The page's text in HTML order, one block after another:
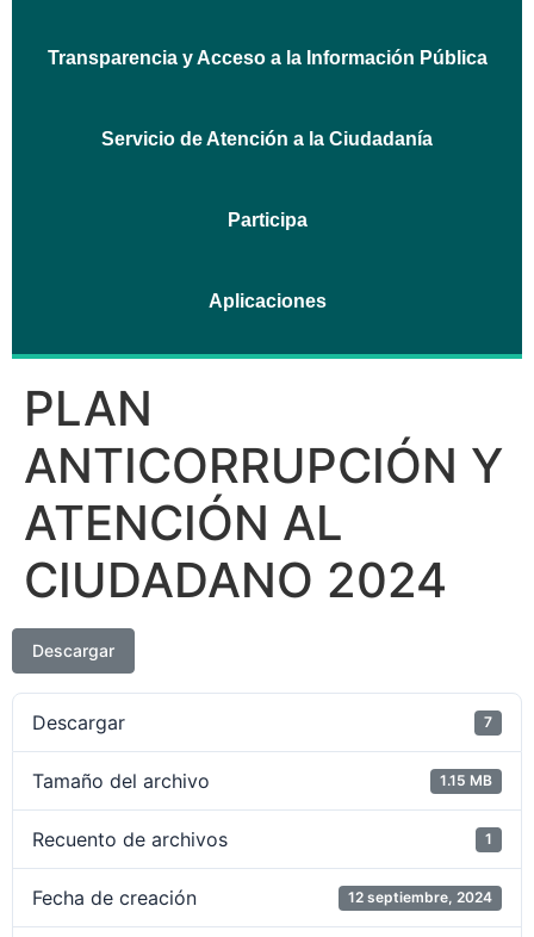
Transparencia y Acceso a la Información Pública
Servicio de Atención a la Ciudadanía
Participa
Aplicaciones
PLAN
ANTICORRUPCIÓN Y
ATENCIÓN AL
CIUDADANO 2024
Descargar
Descargar 7
Tamaño del archivo 1.15 MB
Recuento de archivos 1
Fecha de creación 12 septiembre, 2024